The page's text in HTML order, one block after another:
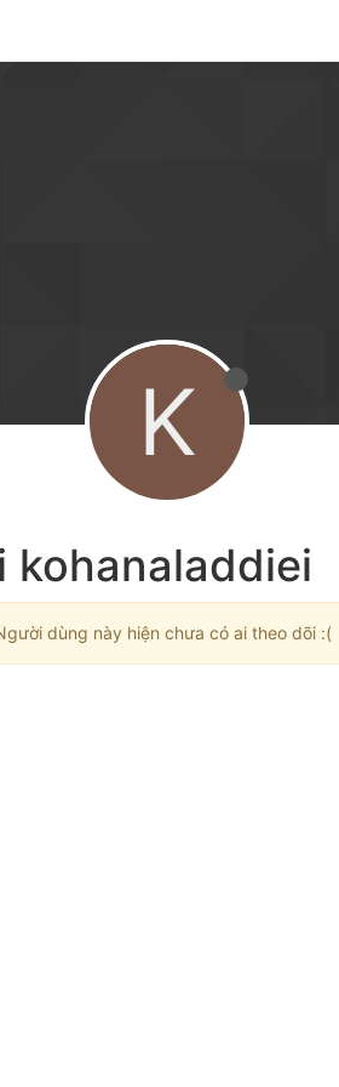
K
kohanaladdiei
dùng này hiện chưa có ai theo dõi :(